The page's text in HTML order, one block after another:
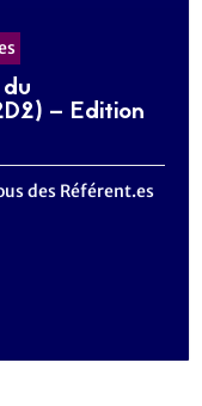
– Edition
des Référent.es